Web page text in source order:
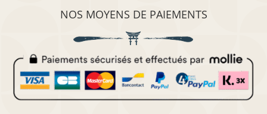
NOS MOYENS DE PAIEMENTS